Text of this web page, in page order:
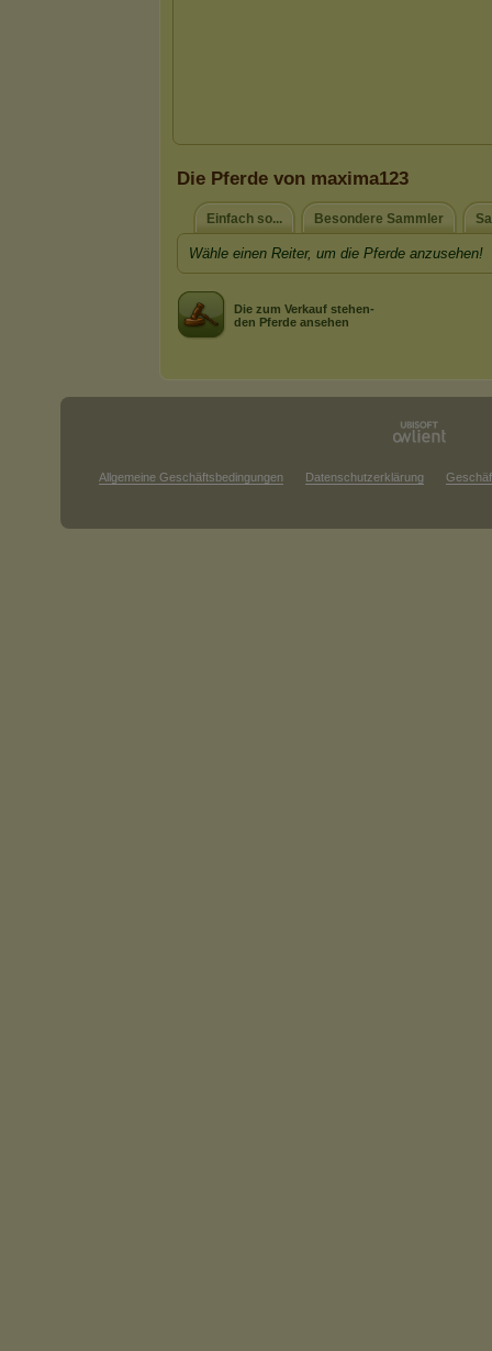
Die Pferde von maxima123
Einfach so... Besondere Sammler
Wähle einen Reiter, um die Pferde anzusehen!
Die zum Verkauf stehen-
den Pferde ansehen
Allgemeine Geschäftsbedingungen Datenschutzerklärung